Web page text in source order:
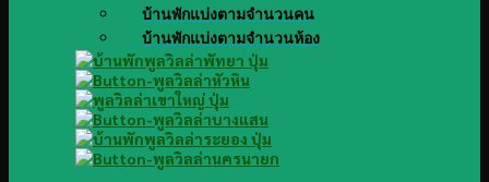
บ้านพักแบ่งตามจำนวนคน
บ้านพักแบ่งตามจำนวนห้อง